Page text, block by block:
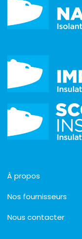
À propos
Nos fournisseurs
Nous contacter